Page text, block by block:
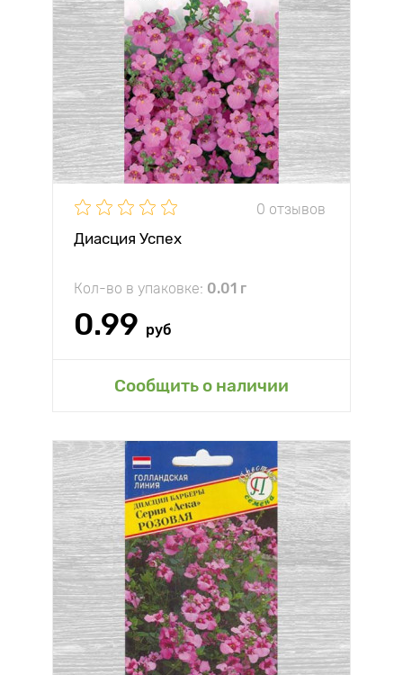
0 отзывов
Диасция Успех
Кол-во в упаковке: 0.01 г
0.99 руб
Сообщить о наличии